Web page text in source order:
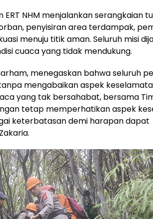
NHM menjalankan serangkaian
penyisiran area terdampak,
menuju titik aman. Seluruh misi
cuaca yang tidak mendukung.
menegaskan bahwa seluruh
mengabaikan aspek
yang tak bersahabat, bersama
tetap memperhatikan aspek
keterbatasan demi harapan dapat